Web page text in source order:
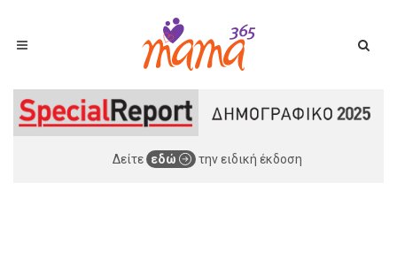
Δείτε εδώ την ειδική έκδοση